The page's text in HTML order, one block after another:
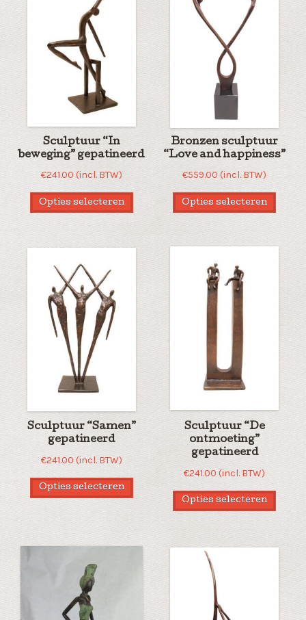
Sculptuur “In
beweging” gepatineerd
€241.00 (incl. BTW)
Opties selecteren
Bronzen sculptuur
“Love and happiness”
€559.00 (incl. BTW)
Opties selecteren
Sculptuur “Samen”
gepatineerd
€241.00 (incl. BTW)
Opties selecteren
Sculptuur “De
ontmoeting”
gepatineerd
€241.00 (incl. BTW)
Opties selecteren